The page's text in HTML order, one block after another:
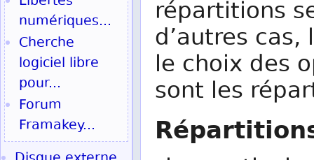
répartitions
d’autres
le choix des
sont les
numériques...
Cherche
logiciel libre
pour...
Forum
Framakey...